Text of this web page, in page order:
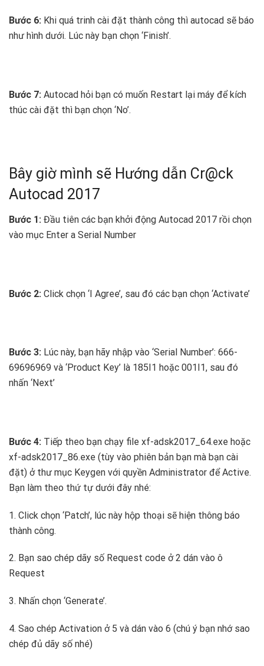
Bước 6: Khi quá trinh cài đặt thành công thì autocad sẽ báo
như hình dưới. Lúc này bạn chọn ‘Finish’.
Bước 7: Autocad hỏi bạn có muốn Restart lại máy để kích
thúc cài đặt thì bạn chọn ‘No’.
Bây giờ mình sẽ Hướng dẫn Cr@ck
Autocad 2017
Bước 1: Đầu tiên các bạn khởi động Autocad 2017 rồi chọn
vào mục Enter a Serial Number
Bước 2: Click chọn ‘I Agree’, sau đó các bạn chọn ‘Activate’
Bước 3: Lúc này, bạn hãy nhập vào ‘Serial Number’: 666-
69696969 và ‘Product Key’ là 185I1 hoặc 001I1, sau đó
nhấn ‘Next’
Bước 4: Tiếp theo bạn chạy file xf-adsk2017_64.exe hoặc
xf-adsk2017_86.exe (tùy vào phiên bản bạn mà bạn cài
đặt) ở thư mục Keygen với quyền Administrator để Active.
Bạn làm theo thứ tự dưới đây nhé:
1. Click chọn ‘Patch’, lúc này hộp thoại sẽ hiện thông báo
thành công.
2. Bạn sao chép dãy số Request code ở 2 dán vào ô
Request
3. Nhấn chọn ‘Generate’.
4. Sao chép Activation ở 5 và dán vào 6 (chú ý bạn nhớ sao
chép đủ dãy số nhé)